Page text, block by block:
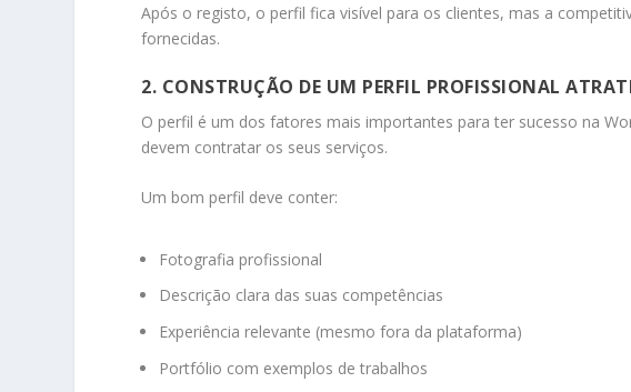
Após o registo, o perfil fica visível para os clientes, mas a
fornecidas.
2. CONSTRUÇÃO DE UM PERFIL PROFISSIONAL
O perfil é um dos fatores mais importantes para ter sucesso na
devem contratar os seus serviços.
Um bom perfil deve conter:
Fotografia profissional
Descrição clara das suas competências
Experiência relevante (mesmo fora da plataforma)
Portfólio com exemplos de trabalhos